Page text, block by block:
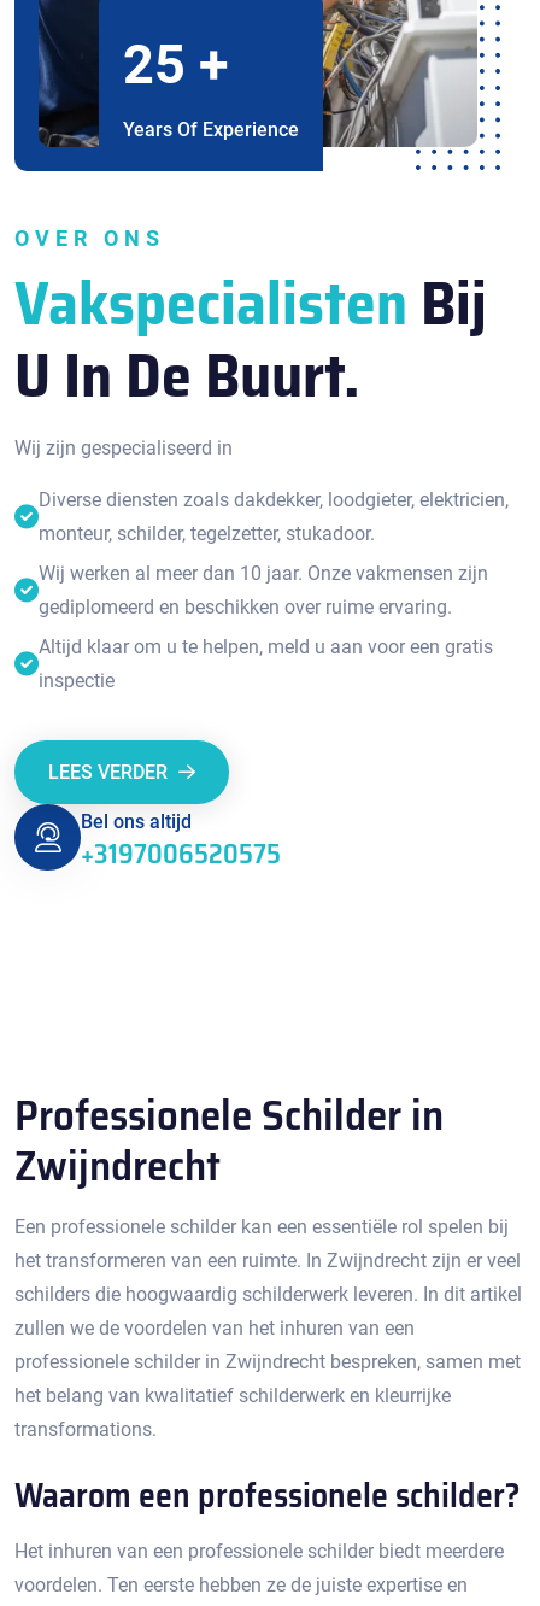
25 +
Years Of Experience
OVER ONS
Vakspecialisten Bij
U In De Buurt.
Wij zijn gespecialiseerd in
Diverse diensten zoals dakdekker, loodgieter, elektricien,
monteur, schilder, tegelzetter, stukadoor.
Wij werken al meer dan 10 jaar. Onze vakmensen zijn
gediplomeerd en beschikken over ruime ervaring.
Altijd klaar om u te helpen, meld u aan voor een gratis
inspectie
LEES VERDER
Bel ons altijd
+3197006520575
Professionele Schilder in
Zwijndrecht
Een professionele schilder kan een essentiële rol spelen bij
het transformeren van een ruimte.​ In Zwijndrecht zijn er veel
schilders die hoogwaardig schilderwerk leveren.​ In dit artikel
zullen we de voordelen van het inhuren van een
professionele schilder in Zwijndrecht bespreken, samen met
het belang van kwalitatief schilderwerk en kleurrijke
transformations.
Waarom een professionele schilder?
Het inhuren van een professionele schilder biedt meerdere
voordelen.​ Ten eerste hebben ze de juiste expertise en